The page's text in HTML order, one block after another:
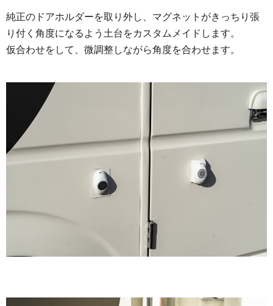
純正のドアホルダーを取り外し、マグネットがきっちり張
り付く角度になるよう土台をカスタムメイドします。
仮合わせをして、微調整しながら角度を合わせます。